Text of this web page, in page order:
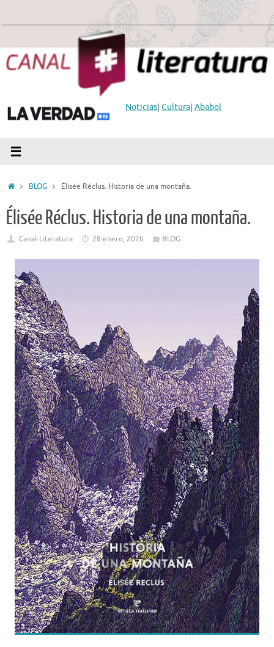
Noticias| Cultura| Ababol
InicioBLOG Élisée Réclus. Historia de una montaña.
Élisée Réclus. Historia de una montaña.
Canal-Literatura 28 enero, 2026 BLOG